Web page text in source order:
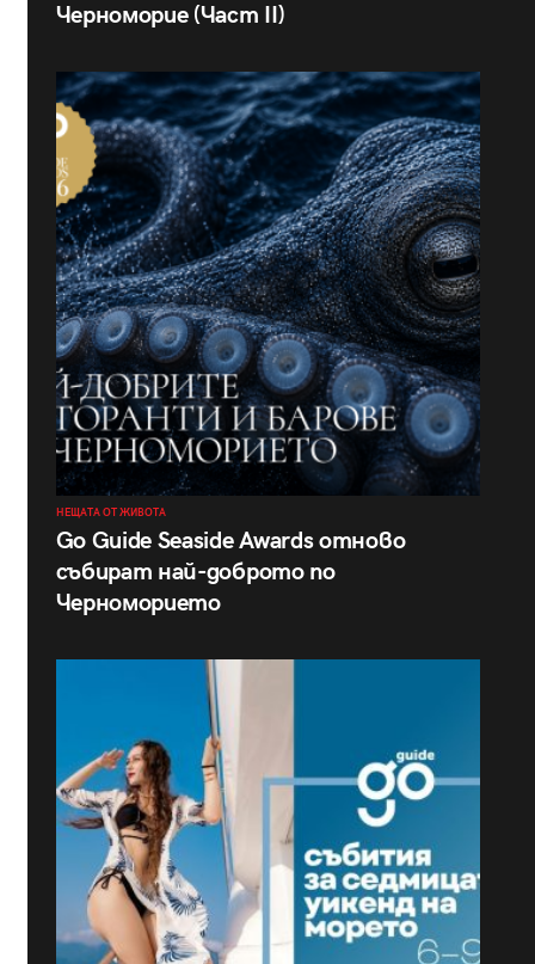
Черноморие (Част II)
НЕЩАТА ОТ ЖИВОТА
Go Guide Seaside Awards отново
събират най-доброто по
Черноморието